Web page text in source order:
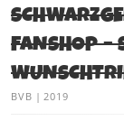
FANSHOP –
BVB | 2019